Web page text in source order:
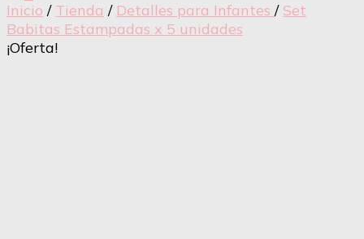
Inicio / Tienda / Detalles para Infantes / Set
Babitas Estampadas x 5 unidades
¡Oferta!